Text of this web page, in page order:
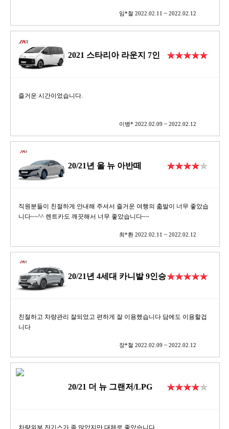
임*철 2022.02.11 ~ 2022.02.12
2021 스타리아 라운지 7인
즐거운 시간이었습니다.
이병* 2022.02.09 ~ 2022.02.12
20/21년 올 뉴 아반떼
직원분들이 친절하게 안내해 주셔서 즐거운 여행의 춟발이 너무 좋았습
니다~~^^ 렌트카도 깨끗해서 너무 좋았습니다~~
최*환 2022.02.11 ~ 2022.02.12
20/21년 4세대 카니발 9인승
친절하고 차량관리 잘되었고 편하게 잘 이용했습니다 담에도 이용할겁
니다
장*철 2022.02.09 ~ 2022.02.12
20/21 더 뉴 그랜저/LPG